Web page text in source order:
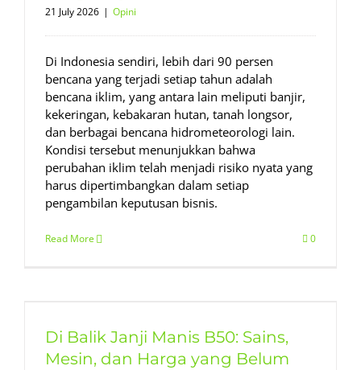
21 July 2026 | Opini
Di Indonesia sendiri, lebih dari 90 persen
bencana yang terjadi setiap tahun adalah
bencana iklim, yang antara lain meliputi banjir,
kekeringan, kebakaran hutan, tanah longsor,
dan berbagai bencana hidrometeorologi lain.
Kondisi tersebut menunjukkan bahwa
perubahan iklim telah menjadi risiko nyata yang
harus dipertimbangkan dalam setiap
pengambilan keputusan bisnis.
Read More 0
Di Balik Janji Manis B50: Sains,
Mesin, dan Harga yang Belum